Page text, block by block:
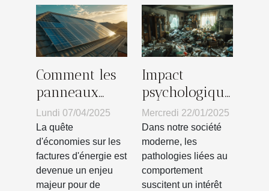
Comment les
panneaux
solaires
peuvent
réduire votre
facture
d'énergie
Lundi 07/04/2025
La quête
d'économies sur les
factures d'énergie est
devenue un enjeu
majeur pour de
Impact
psychologique
du syndrome
de Diogène
sur les
familles
Mercredi 22/01/2025
Dans notre société
moderne, les
pathologies liées au
comportement
suscitent un intérêt